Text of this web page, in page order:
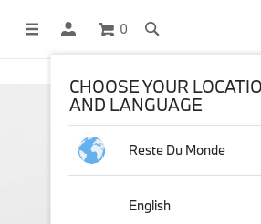
0
BOUTIQUE EN LIGNE GÉRÉE PAR
CHOOSE YOUR
AND LANGUAGE
Reste Du Monde
English